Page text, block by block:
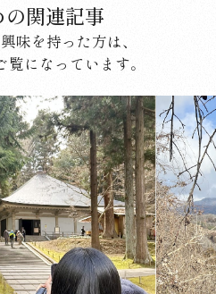
の関連記事
味を持った方は、
になっています。